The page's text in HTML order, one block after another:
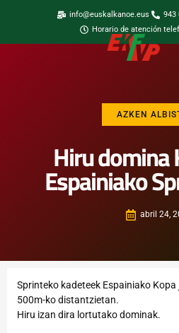
info@euskalkanoe.eus 943
Horario de atención
AZKEN
Hiru domina
Espainiako
abril 24,
Sprinteko kadeteek Espainiako
500m-ko distantzietan.
Hiru izan dira lortutako dominak.